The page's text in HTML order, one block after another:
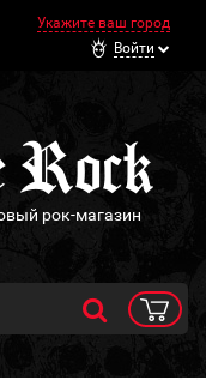
Укажите ваш город
Войти
рок-магазин